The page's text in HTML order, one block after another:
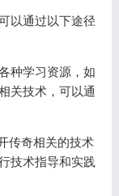
以通过以下途径
种学习资源，如
关技术，可以通
传奇相关的技术
技术指导和实践